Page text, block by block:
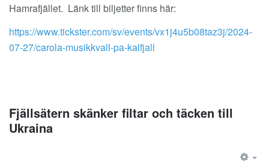
Hamrafjället. Länk till biljetter finns här:
https://www.tickster.com/sv/events/vx1j4u5b08taz3j/2024-
07-27/carola-musikkvall-pa-kalfjall
Fjällsätern skänker filtar och täcken till
Ukraina